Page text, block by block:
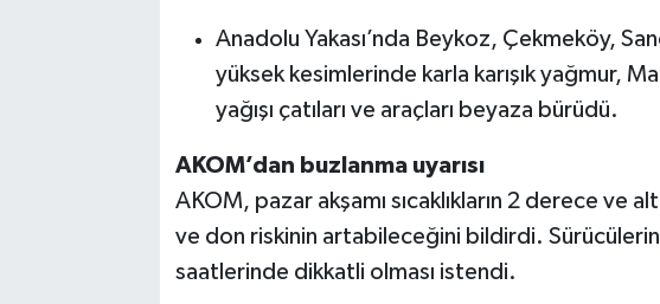
Anadolu Yakası’nda Beykoz, Çekmeköy,
yüksek kesimlerinde karla karışık yağmur,
yağışı çatıları ve araçları beyaza bürüdü.
AKOM’dan buzlanma uyarısı
AKOM, pazar akşamı sıcaklıkların 2 derece ve
ve don riskinin artabileceğini bildirdi.
saatlerinde dikkatli olması istendi.